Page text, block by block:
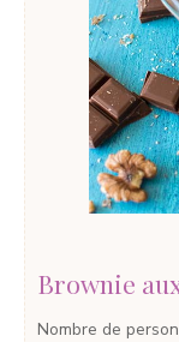
Brownie
Nombre de